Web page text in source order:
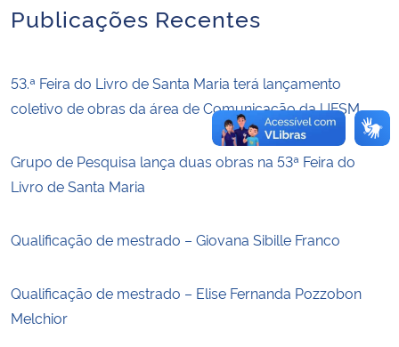
Secretaria de Governo
Gabinete de Segurança Institucional
Banco Central do Brasil
Publicações Recentes
53.ª Feira do Livro de Santa Maria terá lançamento
coletivo de obras da área de Comunicação da UFSM
Grupo de Pesquisa lança duas obras na 53ª Feira do
Livro de Santa Maria
Qualificação de mestrado – Giovana Sibille Franco
Qualificação de mestrado – Elise Fernanda Pozzobon
Melchior